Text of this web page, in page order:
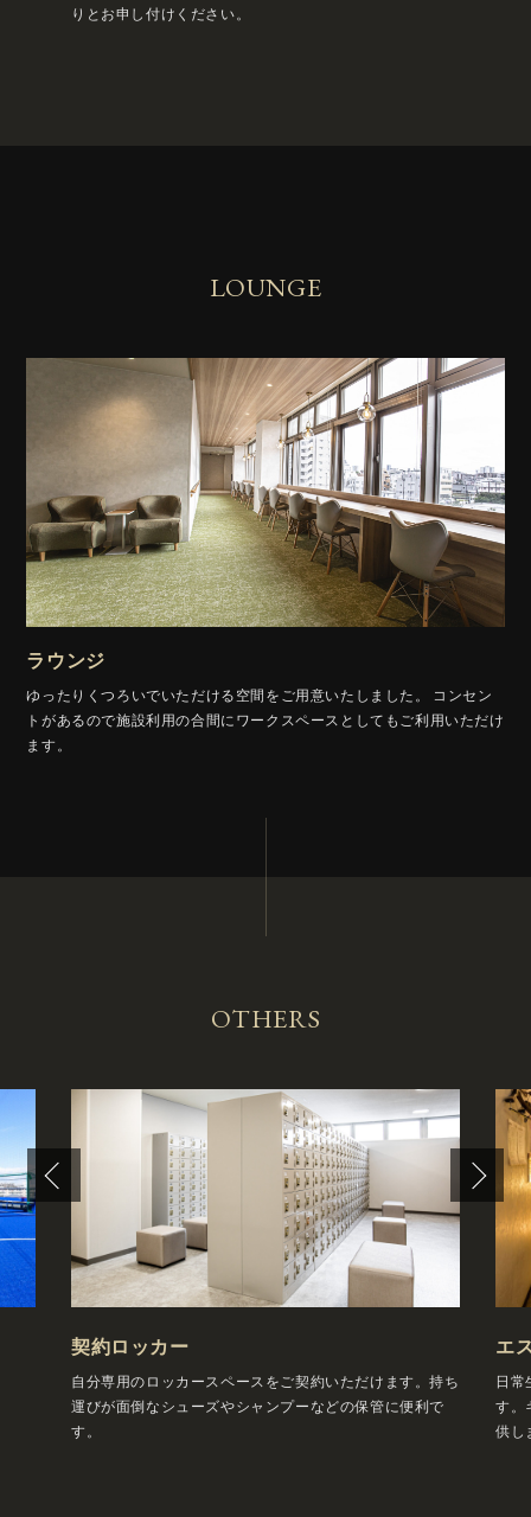
りとお申し付けください。
LOUNGE
ラウンジ
ゆったりくつろいでいただける空間をご用意いたしました。
コンセン
トがあるので施設利用の合間にワークスペースとしてもご利用いただけ
ます。
OTHERS
契約ロッカー
自分専用のロッカースペースをご契約いただけます。持ち
運びが面倒なシューズやシャンプーなどの保管に便利で
す。
エ
日常
す。
供し